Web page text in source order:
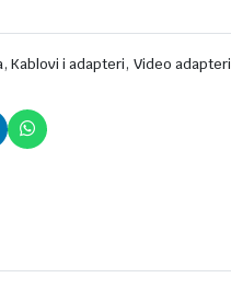
, Kablovi i adapteri, Video adapteri